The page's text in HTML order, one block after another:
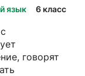
язык 6 класс
говорят